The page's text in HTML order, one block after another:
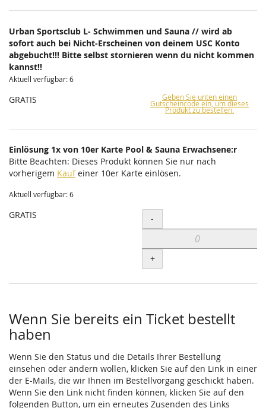
Urban Sportsclub L- Schwimmen und Sauna // wird ab
sofort auch bei Nicht-Erscheinen von deinem USC Konto
abgebucht!!! Bitte selbst stornieren wenn du nicht kommen
kannst!!
Aktuell verfügbar: 6
GRATIS Geben Sie unten einen
Gutscheincode ein, um dieses
Produkt zu bestellen.
Einlösung 1x von 10er Karte Pool & Sauna Erwachsene:r
Bitte Beachten: Dieses Produkt können Sie nur nach
vorherigem Kaufeiner 10er Karte einlösen.
Aktuell verfügbar: 6
GRATIS Menge
-
+
Wenn Sie bereits ein Ticket bestellt
haben
Wenn Sie den Status und die Details Ihrer Bestellung
einsehen oder ändern wollen, klicken Sie auf den Link in einer
der E-Mails, die wir Ihnen im Bestellvorgang geschickt haben.
Wenn Sie den Link nicht finden können, klicken Sie auf den
folgenden Button, um ein erneutes Zusenden des Links